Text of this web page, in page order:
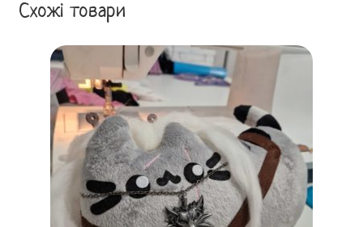
Схожі товари